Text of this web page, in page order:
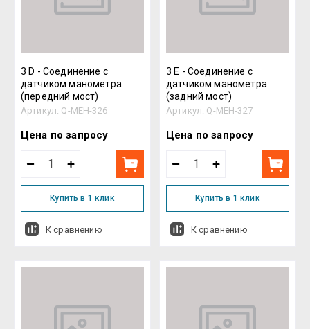
3 D - Соединение с
датчиком манометра
(передний мост)
Артикул: Q-MEH-326
Цена по запросу
Купить в 1 клик
К сравнению
3 E - Соединение с
датчиком манометра
(задний мост)
Артикул: Q-MEH-327
Цена по запросу
Купить в 1 клик
К сравнению